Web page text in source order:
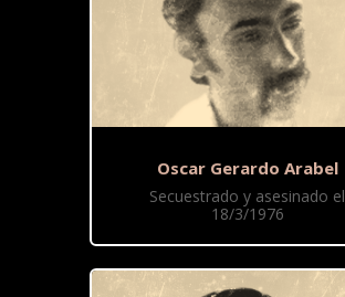
Oscar Gerardo Arabel
Secuestrado y asesinado el
18/3/1976